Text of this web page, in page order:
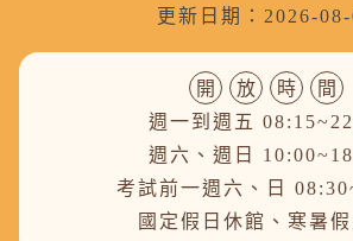
更新日期：2026-
開 放 時
間
週一到週五
週六、週日
考試前一週六、日
國定假日休館、寒暑